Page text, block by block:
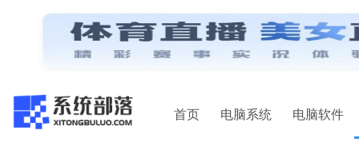
首页 电脑系统 电脑软件